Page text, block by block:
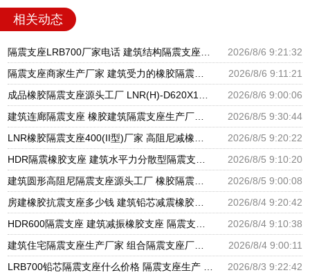
相关动态
2026/8/6 9:21:32
2026/8/6 9:11:21
2026/8/6 9:00:06
2026/8/5 9:30:44
2026/8/5 9:20:22
2026/8/5 9:10:20
2026/8/5 9:00:08
2026/8/4 9:20:42
2026/8/4 9:10:38
2026/8/4 9:00:11
2026/8/3 9:22:42